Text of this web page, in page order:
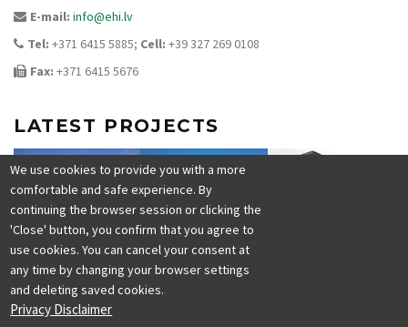
E-mail: info@ehi.lv
Tel: +371 6415 5885; Cell: +39 327 269 0108
Fax: +371 6415 5676
LATEST PROJECTS
We use cookies to provide you with a more
comfortable and safe experience. By
continuing the browser session or clicking the
'Close' button, you confirm that you agree to
use cookies. You can cancel your consent at
any time by changing your browser settings
and deleting saved cookies.
Privacy Disclaimer